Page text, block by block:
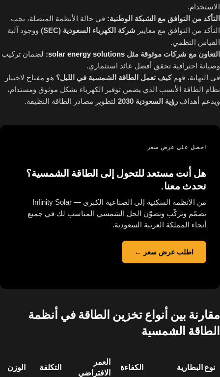
الاستخدام.
التأكد من التوافق مع الشبكة الوطنية: في حالة الأنظمة المتصلة، يجب
التأكد من التوافق مع معايير شركة الكهرباء السعودية (SEC)
ووجود آلية
القياس النظمي.
التعاون مع شركات موثوقة مثل solar energy solutions
: لضمان تركيب
وصيانة احترافية تحقق أفضل عائد استثماري.
في النهاية، فهمكيف تعمل الطاقة الشمسية في الليل؟ هو مفتاح لاختيار
نظام الطاقة الأنسب الذي يضمن توفير الكهرباء بشكل موثوق ومستدام،
ويدعم أهداف رؤية السعودية 2030 لتطوير مصادر الطاقة النظيفة.
احصل على عرض سعر
هل أنت مستعد للتحول إلى الطاقة الشمسية؟
تحدث معنا.
من الأنظمة السكنية إلى الصناعية الكبرى — Infinity Solar
تصمّم وتركّب وتصوّن الحل الشمسي المناسب لك في جميع
أنحاء المملكة العربية السعودية.
اطلب عرض سعر ←
مقارنة بين أنواع تخزين الطاقة في أنظمة
الطاقة الشمسية
نوع البطارية الكفاءة
العمر
الافتراضي
التكلفة الوزن